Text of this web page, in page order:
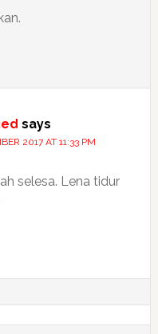
says
2017 AT 11:33 PM
selesa. Lena tidur